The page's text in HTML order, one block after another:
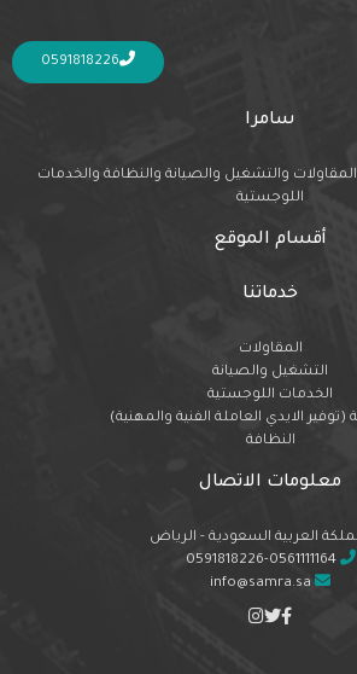
0591818226
It seems we can’t find what you’re looking for.
سامرا
المقاولات والتشغيل والصيانة والنظافة والخدمات
اللوجستية
أقسام الموقع
خدماتنا
المقاولات
التشغيل والصيانة
الخدمات اللوجستية
(توفير الايدي العاملة الفنية والمهنية)
النظافة
معلومات الاتصال
العربية السعودية - الرياض
0591818226-0561111164
info@samra.sa